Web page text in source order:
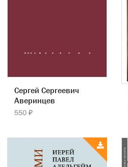
Сергей Сергеевич
Аверинцев
550 ₽